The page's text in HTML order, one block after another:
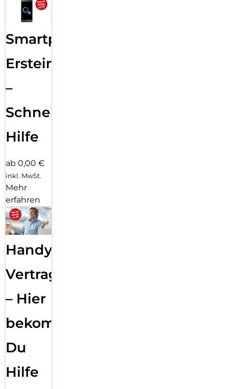
Smartphone
Ersteinrichtung
–
Schnelle
Hilfe
ab 0,00 €
inkl. MwSt.
Mehr
erfahren
Handy
Vertragsabwicklung
– Hier
bekommst
Du
Hilfe